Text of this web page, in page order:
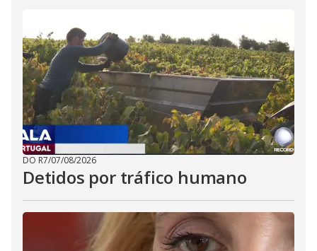
DO R7/07/08/2026
Detidos por tráfico humano